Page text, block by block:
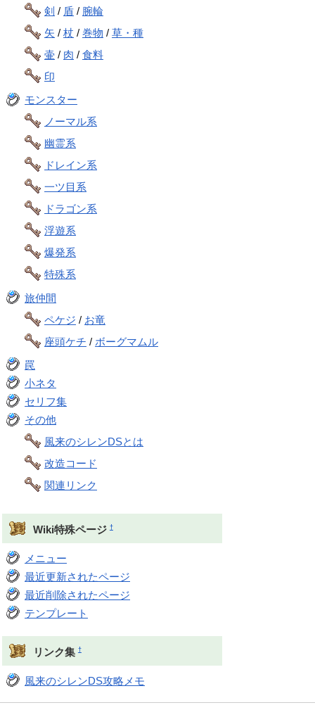
剣 / 盾 / 腕輪
矢 /杖 /巻物 /草・種
壷 / 肉 /食料
印
モンスター
ノーマル系
幽霊系
ドレイン系
一ツ目系
ドラゴン系
浮遊系
爆発系
特殊系
旅仲間
ペケジ / お竜
座頭ケチ / ボーグマムル
罠
小ネタ
セリフ集
その他
風来のシレンDSとは
改造コード
関連リンク
Wiki特殊ページ †
メニュー
最近更新されたページ
最近削除されたページ
テンプレート
リンク集 †
風来のシレンDS攻略メモ